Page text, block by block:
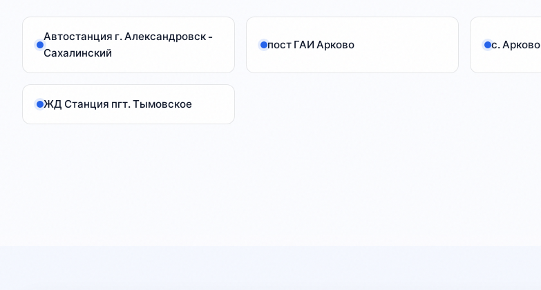
месяца украл пять игровых консолей из
одного и того же магазина. (Sakh.online)
🐟 Бесплатная навага в Долинском районе
Автостанция г. Александровск -
Сахалинский
пост ГАИ Арково с. Арково
ЖД Станция пгт. Тымовское